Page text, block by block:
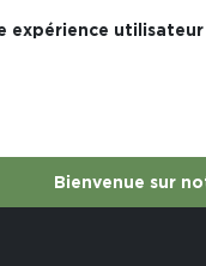
Bienvenue sur